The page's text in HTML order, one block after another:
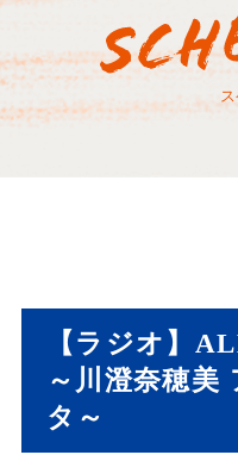
【ラジオ】
～川澄奈穂美
タ～